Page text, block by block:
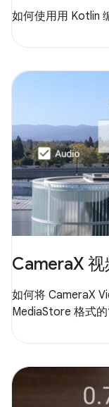
如何使用用 Kotlin
CameraX 视
如何将 CameraX
MediaStore 格式的